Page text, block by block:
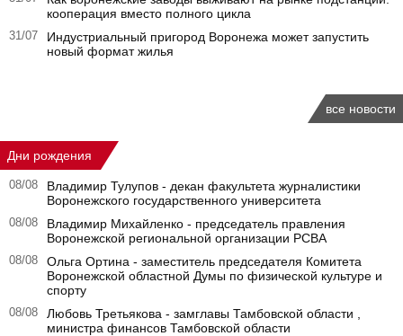
кооперация вместо полного цикла
31/07
Индустриальный пригород Воронежа может запустить
новый формат жилья
все новости
Дни рождения
08/08
Владимир Тулупов - декан факультета журналистики
Воронежского государственного университета
08/08
Владимир Михайленко - председатель правления
Воронежской региональной организации РСВА
08/08
Ольга Ортина - заместитель председателя Комитета
Воронежской областной Думы по физической культуре и
спорту
08/08
Любовь Третьякова - замглавы Тамбовской области ,
министра финансов Тамбовской области